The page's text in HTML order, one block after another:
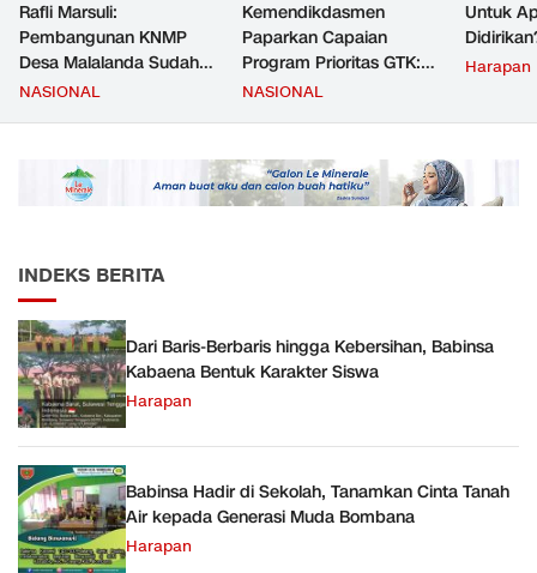
Rafli Marsuli:
Pembangunan KNMP
Desa Malalanda Sudah
Mencapai 69 Persen dan
JMD dan JMF
NASIONAL
Kemendikdasmen
Paparkan Capaian
Program Prioritas GTK:
Kompetensi Meningkat,
NASIONAL
Untuk
Harapan
INDEKS BERITA
Dari Baris-Berbaris hingga Kebersihan, Babinsa
Kabaena Bentuk Karakter Siswa
Harapan
Babinsa Hadir di Sekolah, Tanamkan Cinta Tanah
Air kepada Generasi Muda Bombana
Harapan